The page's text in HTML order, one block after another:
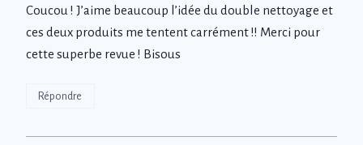
Coucou ! J’aime beaucoup l’idée du double nettoyage et
ces deux produits me tentent carrément !! Merci pour
cette superbe revue ! Bisous
Répondre